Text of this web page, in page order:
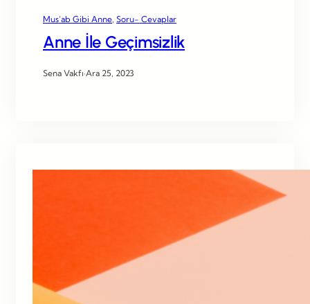
Mus’ab Gibi Anne Soru- Cevaplar
Anne İle Geçimsizlik
Sena Vakfı·Ara 25, 2023